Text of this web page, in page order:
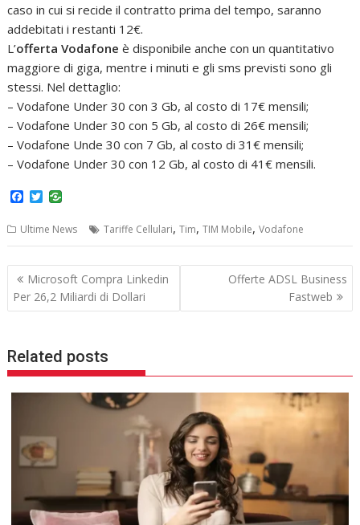
caso in cui si recide il contratto prima del tempo, saranno
addebitati i restanti 12€.
L’offerta Vodafone è disponibile anche con un quantitativo
maggiore di giga, mentre i minuti e gli sms previsti sono gli
stessi. Nel dettaglio:
– Vodafone Under 30 con 3 Gb, al costo di 17€ mensili;
– Vodafone Under 30 con 5 Gb, al costo di 26€ mensili;
– Vodafone Unde 30 con 7 Gb, al costo di 31€ mensili;
– Vodafone Under 30 con 12 Gb, al costo di 41€ mensili.
F
c
e
b
o
o
k
T
t
t
e
r
Ultime News Tariffe Cellulari,Tim,TIM Mobile,Vodafone
Navigazione
articoli
Microsoft Compra Linkedin
Per 26,2 Miliardi di Dollari
Offerte ADSL Business
Fastweb
Related posts